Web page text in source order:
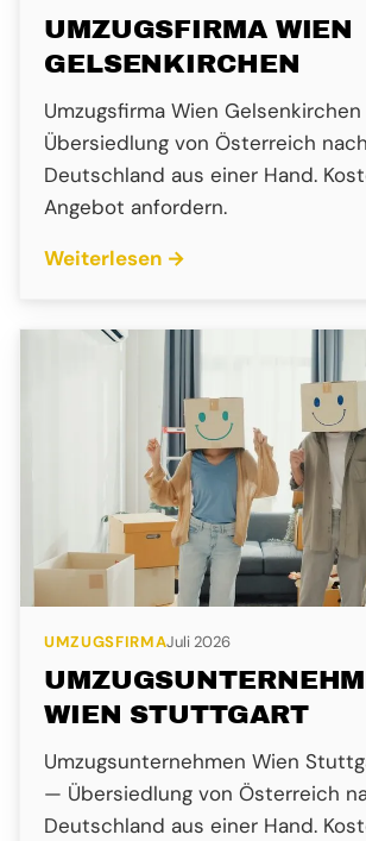
UMZUGSFIRMA WIEN
GELSENKIRCHEN
Umzugsfirma Wien
Übersiedlung von Österreich nach
Deutschland aus einer Hand.
Angebot anfordern.
Weiterlesen →
UMZUGSFIRMAJuli 2026
WIEN STUTTGART
Umzugsunternehmen Wien
— Übersiedlung von Österreich
Deutschland aus einer Hand.